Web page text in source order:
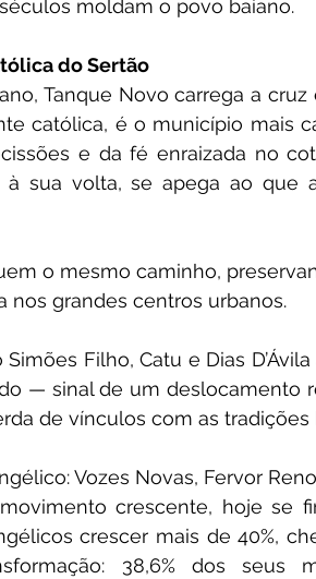
moldam o povo baiano.
do Sertão
Tanque Novo carrega a cruz
católica, é o município mais
e da fé enraizada no
à sua volta, se apega ao que
o mesmo caminho,
nos grandes centros urbanos.
Filho, Catu e Dias
— sinal de um deslocamento
de vínculos com as tradições
Vozes Novas, Fervor
crescente, hoje se
crescer mais de 40%,
38,6% dos seus